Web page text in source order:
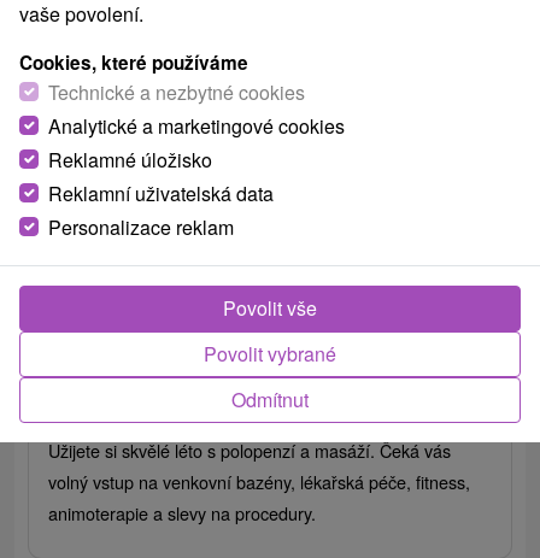
neomezené koupání
Lázně Číž
Číž
Od 2 NocíPolopenze
Užijete si skvělé léto s polopenzí a masáží. Čeká vás
volný vstup na venkovní bazény, lékařská péče, fitness,
animoterapie a slevy na procedury.
vaše povolení.
Cookies, které používáme
Technické a nezbytné cookies
Analytické a marketingové cookies
Reklamné úložisko
Reklamní uživatelská data
Personalizace reklam
Odmítnut
Povolit vybrané
Povolit vše